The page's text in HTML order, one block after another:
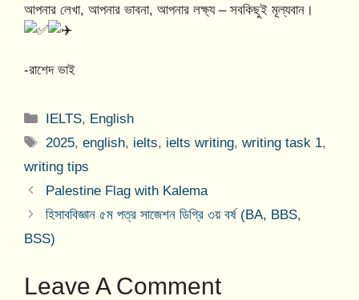
আপনার লেখা, আপনার ভাবনা, আপনার লক্ষ্য – সবকিছুই মূল্যবান।
-রাশেদ ভাই
Categories
IELTS, English
Tags
2025,english, ielts, ielts writing,writing task 1,
writing tips
Palestine Flag with Kalema
হিসাববিজ্ঞান ৫ম পত্র সাজেশন ডিগ্রি ৩য় বর্ষ (BA, BBS,
BSS)
Leave A Comment